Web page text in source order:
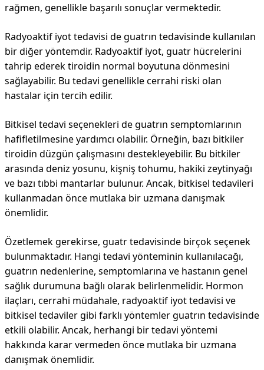
rağmen, genellikle başarılı sonuçlar vermektedir.
Radyoaktif iyot tedavisi de guatrın tedavisinde kullanılan
bir diğer yöntemdir. Radyoaktif iyot, guatr hücrelerini
tahrip ederek tiroidin normal boyutuna dönmesini
sağlayabilir. Bu tedavi genellikle cerrahi riski olan
hastalar için tercih edilir.
Bitkisel tedavi seçenekleri de guatrın semptomlarının
hafifletilmesine yardımcı olabilir. Örneğin, bazı bitkiler
tiroidin düzgün çalışmasını destekleyebilir. Bu bitkiler
arasında deniz yosunu, kişniş tohumu, hakiki zeytinyağı
ve bazı tıbbi mantarlar bulunur. Ancak, bitkisel tedavileri
kullanmadan önce mutlaka bir uzmana danışmak
önemlidir.
Özetlemek gerekirse, guatr tedavisinde birçok seçenek
bulunmaktadır. Hangi tedavi yönteminin kullanılacağı,
guatrın nedenlerine, semptomlarına ve hastanın genel
sağlık durumuna bağlı olarak belirlenmelidir. Hormon
ilaçları, cerrahi müdahale, radyoaktif iyot tedavisi ve
bitkisel tedaviler gibi farklı yöntemler guatrın tedavisinde
etkili olabilir. Ancak, herhangi bir tedavi yöntemi
hakkında karar vermeden önce mutlaka bir uzmana
danışmak önemlidir.